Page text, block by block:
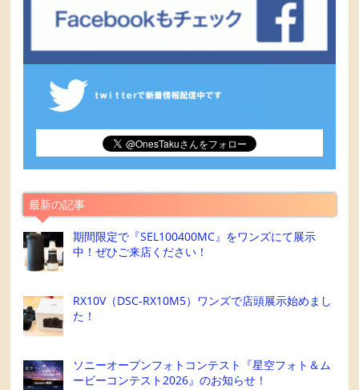
最新の記事
期間限定で『SEL100400MC』をワンズにて展示
中！ぜひご来店ください！
RX10V（DSC-RX10M5）ワンズで店頭展示始めまし
た！
ソニーオープンフォトコンテスト『星空フォト＆ム
ービーコンテスト2026』のお知らせ！